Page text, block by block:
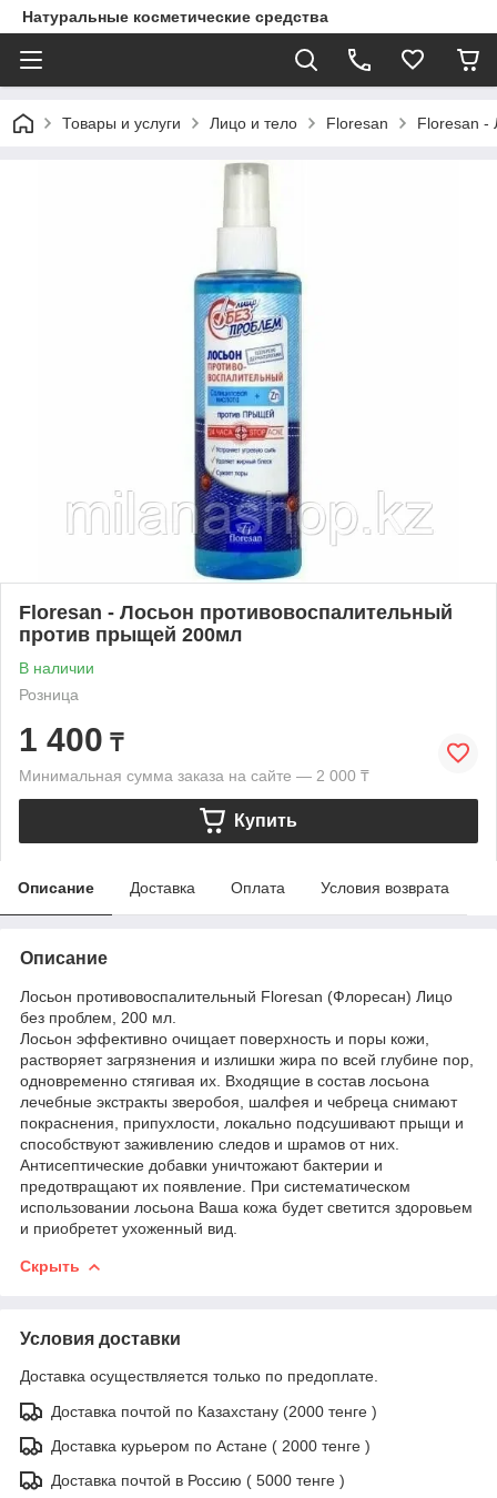
Натуральные косметические средства
Товары и услуги Лицо и тело Floresan Floresan -
Floresan - Лосьон противовоспалительный
против прыщей 200мл
В наличии
Розница
1 400 ₸
Минимальная сумма заказа на сайте — 2 000 ₸
Купить
Описание Доставка Оплата Условия возврата
Описание
Лосьон противовоспалительный Floresan (Флоресан) Лицо
без проблем, 200 мл.
Лосьон эффективно очищает поверхность и поры кожи,
растворяет загрязнения и излишки жира по всей глубине пор,
одновременно стягивая их. Входящие в состав лосьона
лечебные экстракты зверобоя, шалфея и чебреца снимают
покраснения, припухлости, локально подсушивают прыщи и
способствуют заживлению следов и шрамов от них.
Антисептические добавки уничтожают бактерии и
предотвращают их появление. При систематическом
использовании лосьона Ваша кожа будет светится здоровьем
и приобретет ухоженный вид.
Скрыть
Условия доставки
Доставка осуществляется только по предоплате.
Доставка почтой по Казахстану (2000 тенге )
Доставка курьером по Астане ( 2000 тенге )
Доставка почтой в Россию ( 5000 тенге )